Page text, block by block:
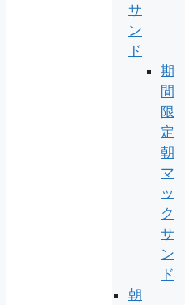
サ
ン
ド
期
間
限
定
朝
マ
ッ
ク
サ
ン
ド
朝